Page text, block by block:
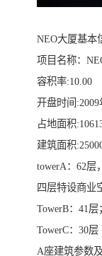
NEO大厦基本
项目名称：
容积率:10.00
开盘时间:2009
占地面积
建筑面积
towerA：62层
四层特设商业
TowerB：41层；
TowerC：30层
A座建筑参数及